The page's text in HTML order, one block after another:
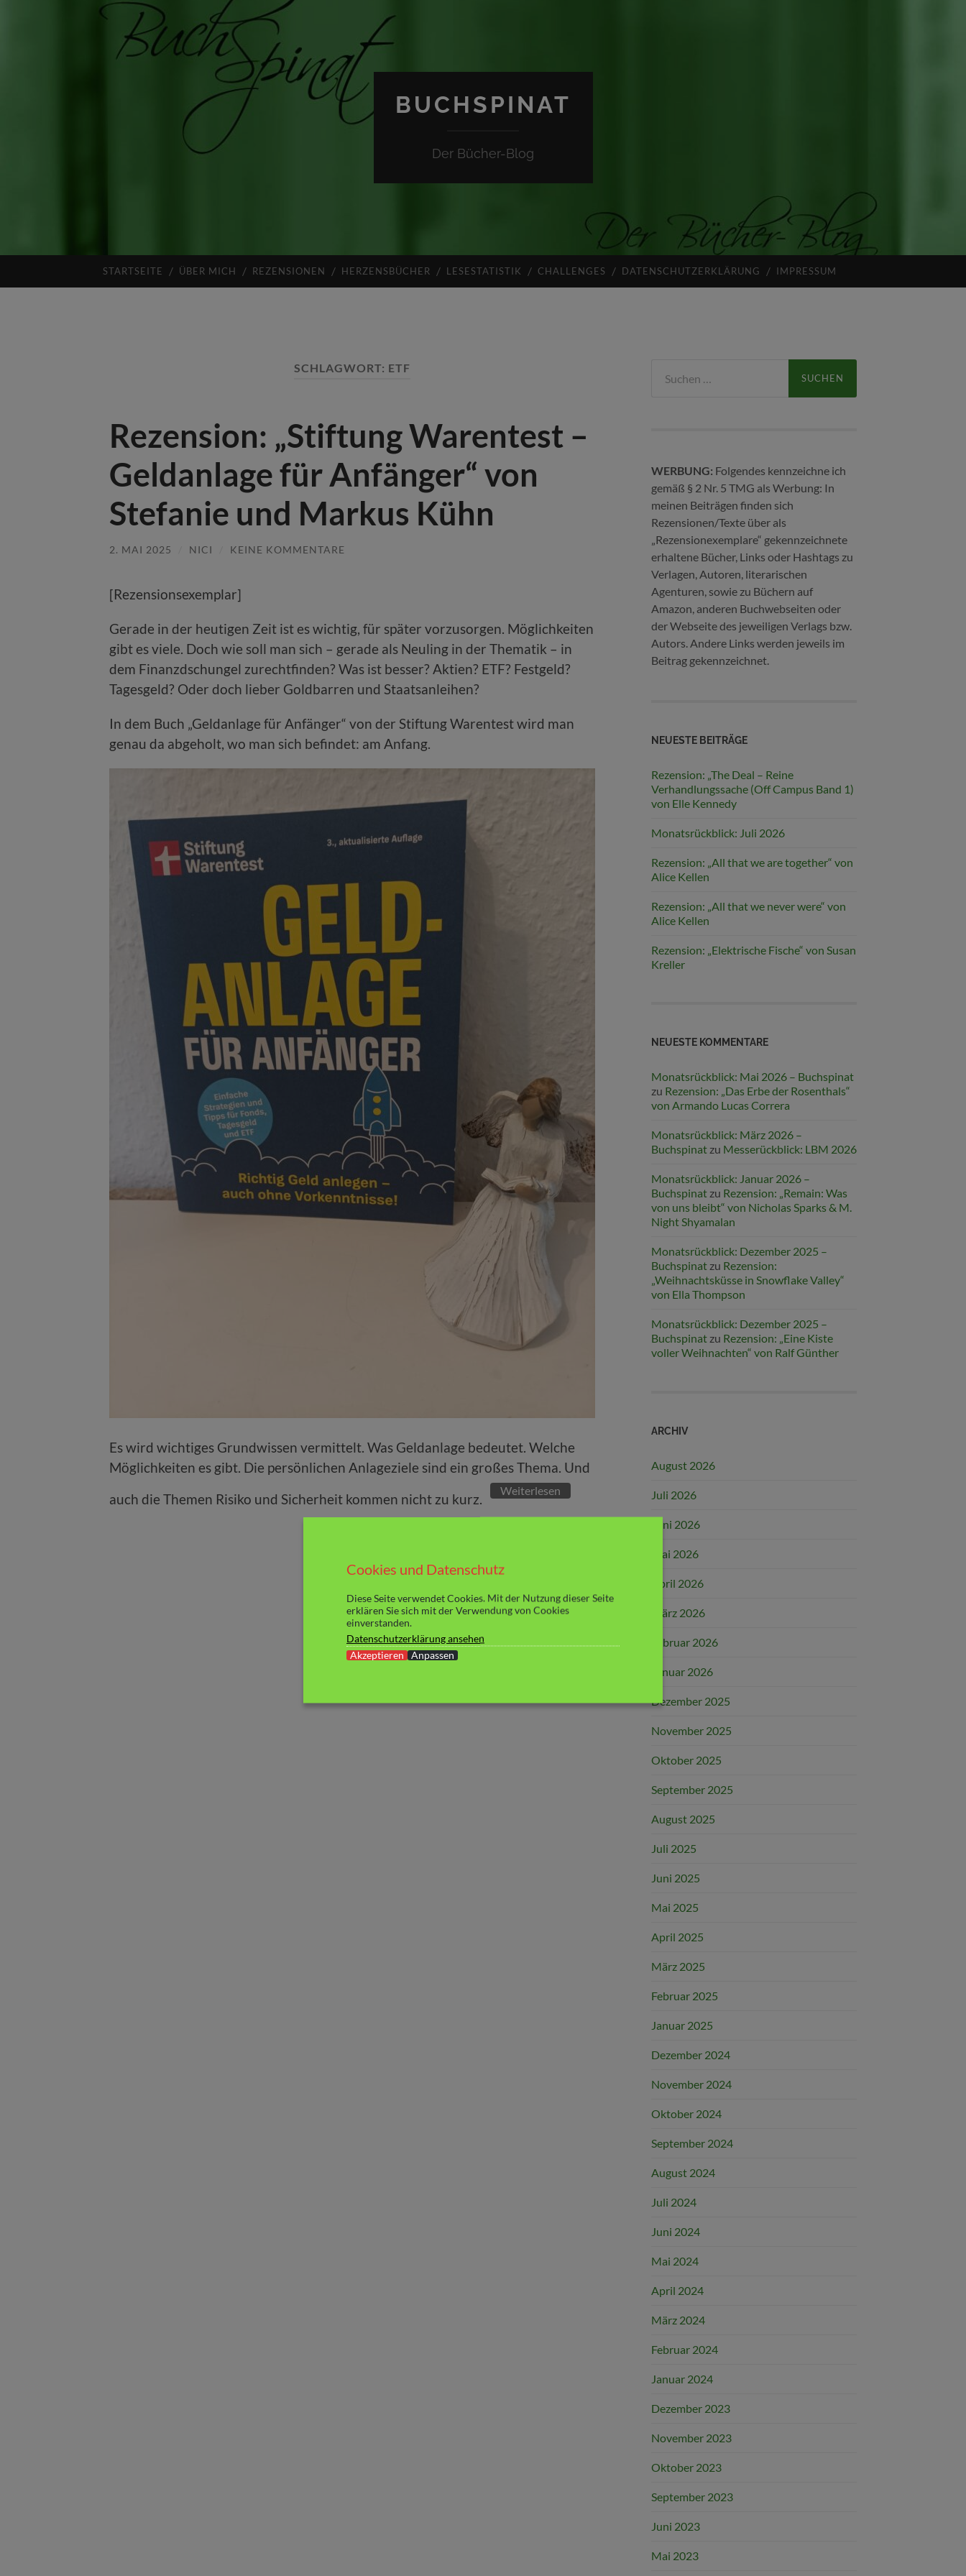
BUCHSPINAT
Der Bücher-Blog
STARTSEITE ÜBER MICH REZENSIONEN HERZENSBÜCHER LESESTATISTIK CHALLENGES DATENSCHUTZERKLÄRUNG IMPRESSUM
SCHLAGWORT: ETF
Rezension: „Stiftung Warentest –
Geldanlage für Anfänger“ von
Stefanie und Markus Kühn
2. MAI 2025 NICI KEINE KOMMENTARE
[Rezensionsexemplar]
Gerade in der heutigen Zeit ist es wichtig, für später vorzusorgen. Möglichkeiten
gibt es viele. Doch wie soll man sich – gerade als Neuling in der Thematik – in
dem Finanzdschungel zurechtfinden? Was ist besser? Aktien? ETF? Festgeld?
Tagesgeld? Oder doch lieber Goldbarren und Staatsanleihen?
In dem Buch „Geldanlage für Anfänger“ von der Stiftung Warentest wird man
genau da abgeholt, wo man sich befindet: am Anfang.
Es wird wichtiges Grundwissen vermittelt. Was Geldanlage bedeutet. Welche
Möglichkeiten es gibt. Die persönlichen Anlageziele sind ein großes Thema. Und
auch die Themen Risiko und Sicherheit kommen nicht zu kurz.
Weiterlesen
nach:
WERBUNG: Folgendes kennzeichne ich
gemäß § 2 Nr. 5 TMG als Werbung: In
meinen Beiträgen finden sich
Rezensionen/Texte über als
„Rezensionexemplare“ gekennzeichnete
erhaltene Bücher, Links oder Hashtags zu
Verlagen, Autoren, literarischen
Agenturen, sowie zu Büchern auf
Amazon, anderen Buchwebseiten oder
der Webseite des jeweiligen Verlags bzw.
Autors. Andere Links werden jeweils im
Beitrag gekennzeichnet.
NEUESTE BEITRÄGE
Rezension: „The Deal – Reine
Verhandlungssache (Off Campus Band 1)
von Elle Kennedy
Monatsrückblick: Juli 2026
Rezension: „All that we are together“ von
Alice Kellen
Rezension: „All that we never were“ von
Alice Kellen
Rezension: „Elektrische Fische“ von Susan
Kreller
NEUESTE KOMMENTARE
Monatsrückblick: Mai 2026 – Buchspinat
zu Rezension: „Das Erbe der Rosenthals“
von Armando Lucas Correra
Monatsrückblick: März 2026 –
Buchspinat zu Messerückblick: LBM 2026
Monatsrückblick: Januar 2026 –
Buchspinat zu Rezension: „Remain: Was
von uns bleibt“ von Nicholas Sparks & M.
Night Shyamalan
Monatsrückblick: Dezember 2025 –
Buchspinat zu Rezension:
„Weihnachtsküsse in Snowflake Valley“
von Ella Thompson
Monatsrückblick: Dezember 2025 –
Buchspinat zu Rezension: „Eine Kiste
voller Weihnachten“ von Ralf Günther
ARCHIV
August 2026
Juli 2026
Juni 2026
Mai 2026
April 2026
März 2026
Februar 2026
Januar 2026
Dezember 2025
November 2025
Oktober 2025
September 2025
August 2025
Juli 2025
Juni 2025
Mai 2025
April 2025
März 2025
Februar 2025
Januar 2025
Dezember 2024
November 2024
Oktober 2024
September 2024
August 2024
Juli 2024
Juni 2024
Mai 2024
April 2024
März 2024
Februar 2024
Januar 2024
Dezember 2023
November 2023
Oktober 2023
September 2023
Juni 2023
Mai 2023
Cookies und Datenschutz
Diese Seite verwendet Cookies. Mit der Nutzung dieser Seite
erklären Sie sich mit der Verwendung von Cookies
einverstanden.
Datenschutzerklärung ansehen
Akzeptieren
Anpassen